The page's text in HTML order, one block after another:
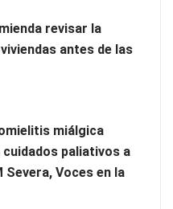
de revisar manchas
revisar la
antes de las
miálgica
paliativos a
Severa, Voces en la